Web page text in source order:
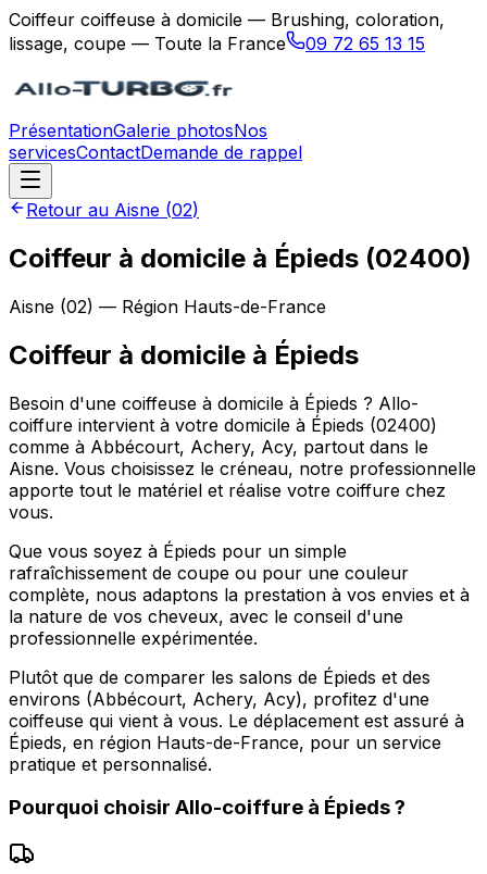
Coiffeur coiffeuse à domicile — Brushing, coloration,
lissage, coupe — Toute la France
09 72 65 13 15
PrésentationGalerie photosNos
servicesContactDemande de rappel
Retour au Aisne (02)
Coiffeur à domicile à Épieds (02400)
Aisne (02) — Région Hauts-de-France
Coiffeur à domicile à Épieds
Besoin d'une coiffeuse à domicile à Épieds ? Allo-
coiffure intervient à votre domicile à Épieds (02400)
comme à Abbécourt, Achery, Acy, partout dans le
Aisne. Vous choisissez le créneau, notre professionnelle
apporte tout le matériel et réalise votre coiffure chez
vous.
Que vous soyez à Épieds pour un simple
rafraîchissement de coupe ou pour une couleur
complète, nous adaptons la prestation à vos envies et à
la nature de vos cheveux, avec le conseil d'une
professionnelle expérimentée.
Plutôt que de comparer les salons de Épieds et des
environs (Abbécourt, Achery, Acy), profitez d'une
coiffeuse qui vient à vous. Le déplacement est assuré à
Épieds, en région Hauts-de-France, pour un service
pratique et personnalisé.
Pourquoi choisir Allo-coiffure à Épieds?